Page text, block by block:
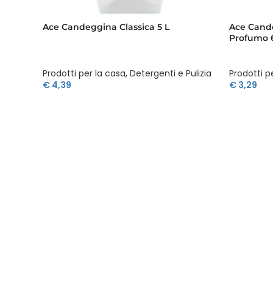
Ace Candeggina Classica 5 L
Prodotti per la casa, Detergenti e Pulizia
€ 4,39
Ace
Profumo
Prodotti
€3,29